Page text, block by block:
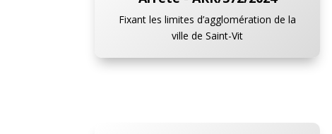
Fixant les limites d’agglomération de la
ville de Saint-Vit